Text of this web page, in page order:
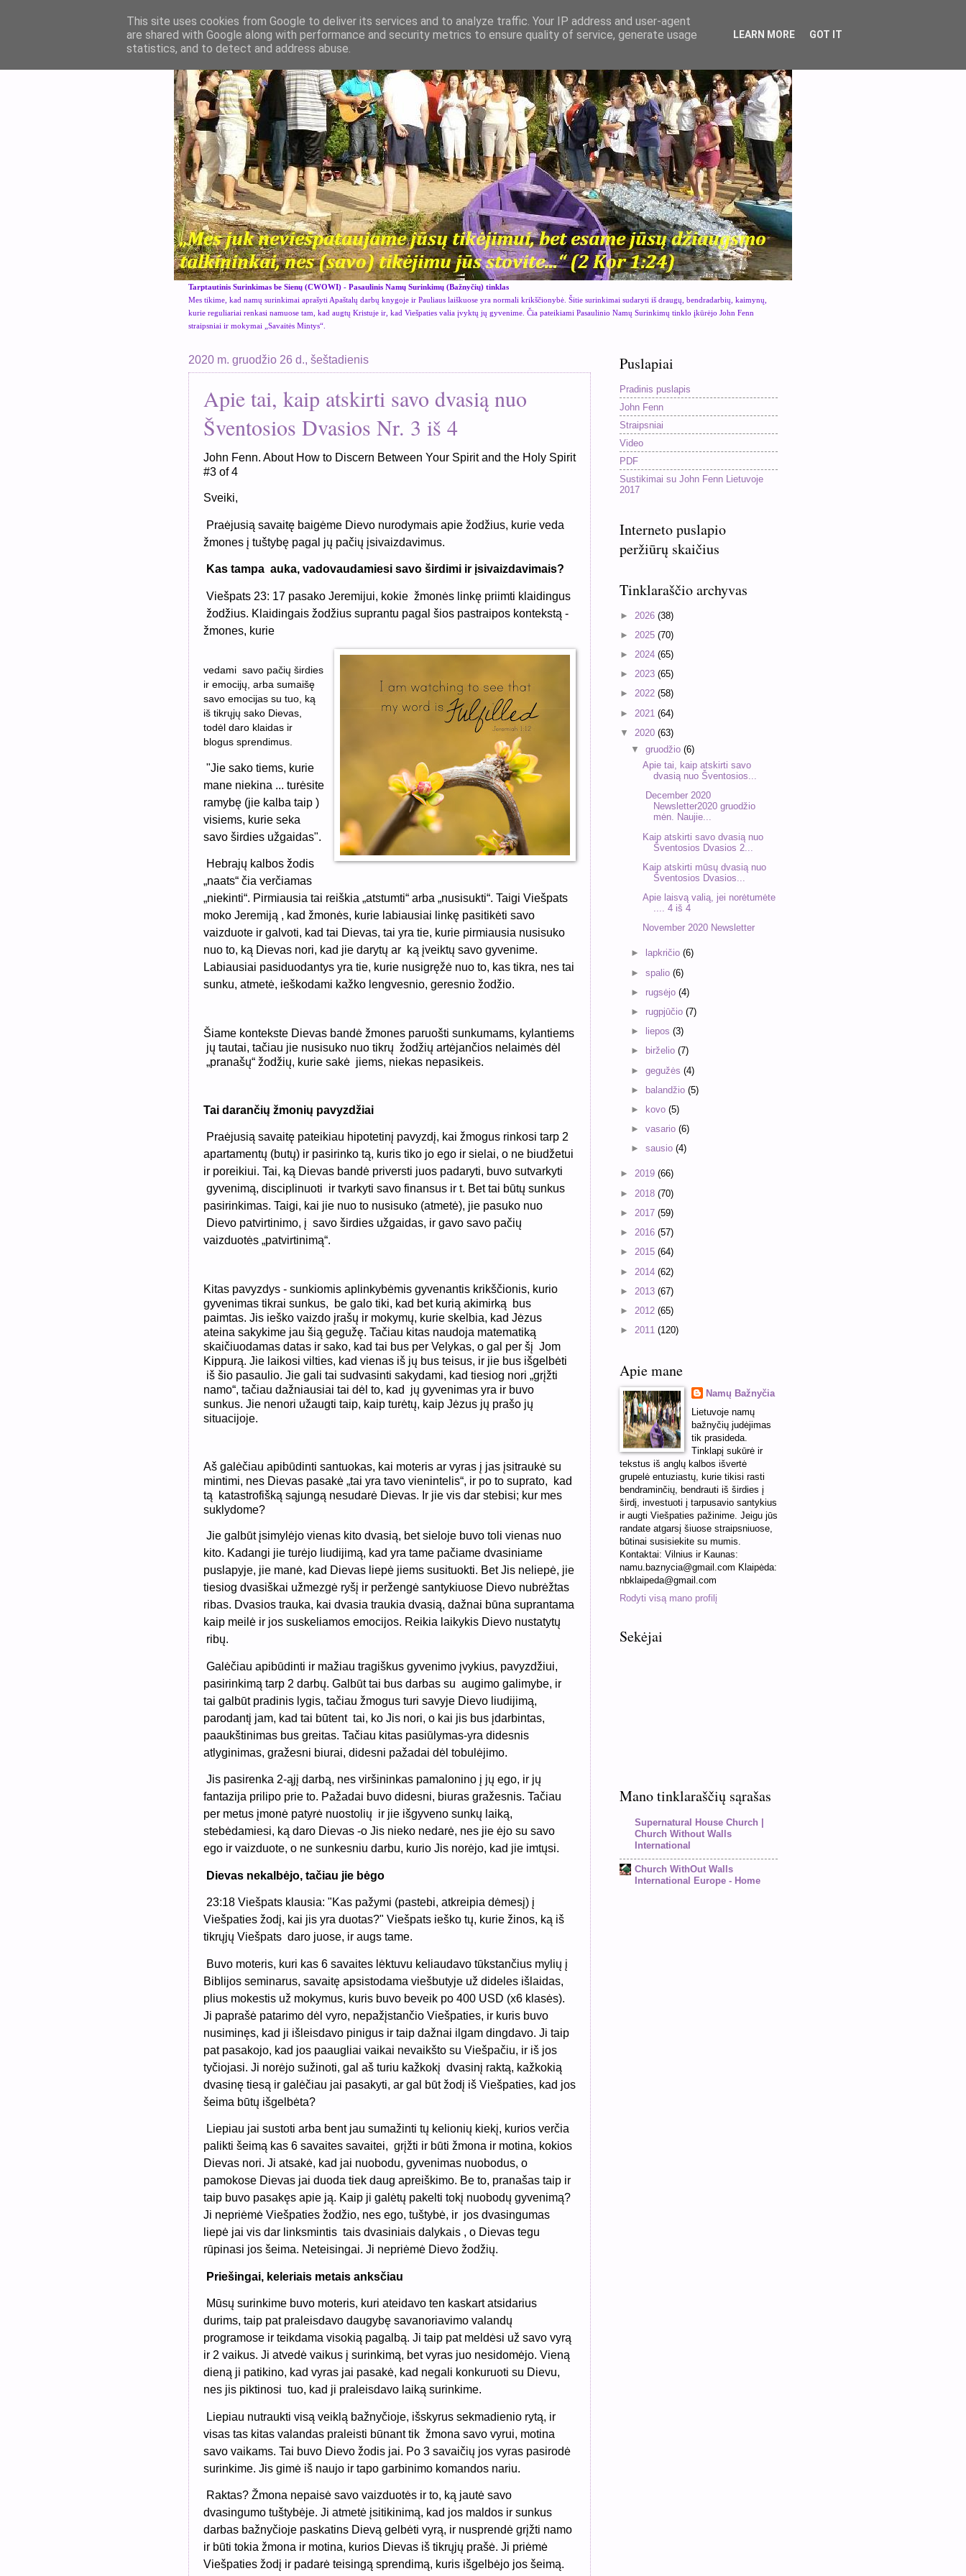
Tarptautinis Surinkimas be Sienų (CWOWI) - Pasaulinis Namų Surinkimų (Bažnyčių) tinklas
Mes tikime, kad namų surinkimai aprašyti Apaštalų darbų knygoje ir Pauliaus laiškuose yra normali krikščionybė. Šitie surinkimai sudaryti iš draugų, bendradarbių, kaimynų,
kurie reguliariai renkasi namuose tam, kad augtų Kristuje ir, kad Viešpaties valia įvyktų jų gyvenime. Čia pateikiami Pasaulinio Namų Surinkimų tinklo įkūrėjo John Fenn
straipsniai ir mokymai „Savaitės Mintys“.
2020 m. gruodžio 26 d., šeštadienis
Apie tai, kaip atskirti savo dvasią nuo
Šventosios Dvasios Nr. 3 iš 4
John Fenn. About How to Discern Between Your Spirit and the Holy Spirit
#3 of 4
Sveiki,
Praėjusią savaitę baigėme Dievo nurodymais apie žodžius, kurie veda
žmones į tuštybę pagal jų pačių įsivaizdavimus.
Kas tampa auka, vadovaudamiesi savo širdimi ir įsivaizdavimais?
Viešpats 23: 17 pasako Jeremijui, kokie žmonės linkę priimti klaidingus
žodžius. Klaidingais žodžius suprantu pagal šios pastraipos kontekstą -
žmones, kurie
vedami savo pačių širdies
ir emocijų, arba sumaišę
savo emocijas su tuo, ką
iš tikrųjų sako Dievas,
todėl daro klaidas ir
blogus sprendimus.
"Jie sako tiems, kurie
mane niekina ... turėsite
ramybę (jie kalba taip )
visiems, kurie seka
savo širdies užgaidas".
Hebrajų kalbos žodis
„naats“ čia verčiamas
„niekinti“. Pirmiausia tai reiškia „atstumti“ arba „nusisukti“. Taigi Viešpats
moko Jeremiją , kad žmonės, kurie labiausiai linkę pasitikėti savo
vaizduote ir galvoti, kad tai Dievas, tai yra tie, kurie pirmiausia nusisuko
nuo to, ką Dievas nori, kad jie darytų ar ką įveiktų savo gyvenime.
Labiausiai pasiduodantys yra tie, kurie nusigręžė nuo to, kas tikra, nes tai
sunku, atmetė, ieškodami kažko lengvesnio, geresnio žodžio.
Šiame kontekste Dievas bandė žmones paruošti sunkumams, kylantiems
jų tautai, tačiau jie nusisuko nuo tikrų žodžių artėjančios nelaimės dėl
„pranašų“ žodžių, kurie sakė jiems, niekas nepasikeis.
Tai darančių žmonių pavyzdžiai
Praėjusią savaitę pateikiau hipotetinį pavyzdį, kai žmogus rinkosi tarp 2
apartamentų (butų) ir pasirinko tą, kuris tiko jo ego ir sielai, o ne biudžetui
ir poreikiui. Tai, ką Dievas bandė priversti juos padaryti, buvo sutvarkyti
gyvenimą, disciplinuoti ir tvarkyti savo finansus ir t. Bet tai būtų sunkus
pasirinkimas. Taigi, kai jie nuo to nusisuko (atmetė), jie pasuko nuo
Dievo patvirtinimo, į savo širdies užgaidas, ir gavo savo pačių
vaizduotės „patvirtinimą“.
Kitas pavyzdys - sunkiomis aplinkybėmis gyvenantis krikščionis, kurio
gyvenimas tikrai sunkus, be galo tiki, kad bet kurią akimirką bus
paimtas. Jis ieško vaizdo įrašų ir mokymų, kurie skelbia, kad Jėzus
ateina sakykime jau šią gegužę. Tačiau kitas naudoja matematiką
skaičiuodamas datas ir sako, kad tai bus per Velykas, o gal per šį Jom
Kippurą. Jie laikosi vilties, kad vienas iš jų bus teisus, ir jie bus išgelbėti
iš šio pasaulio. Jie gali tai sudvasinti sakydami, kad tiesiog nori „grįžti
namo“, tačiau dažniausiai tai dėl to, kad jų gyvenimas yra ir buvo
sunkus. Jie nenori užaugti taip, kaip turėtų, kaip Jėzus jų prašo jų
situacijoje.
Aš galėčiau apibūdinti santuokas, kai moteris ar vyras į jas įsitraukė su
mintimi, nes Dievas pasakė „tai yra tavo vienintelis“, ir po to suprato, kad
tą katastrofišką sąjungą nesudarė Dievas. Ir jie vis dar stebisi; kur mes
suklydome?
Jie galbūt įsimylėjo vienas kito dvasią, bet sieloje buvo toli vienas nuo
kito. Kadangi jie turėjo liudijimą, kad yra tame pačiame dvasiniame
puslapyje, jie manė, kad Dievas liepė jiems susituokti. Bet Jis neliepė, jie
tiesiog dvasiškai užmezgė ryšį ir peržengė santykiuose Dievo nubrėžtas
ribas. Dvasios trauka, kai dvasia traukia dvasią, dažnai būna suprantama
kaip meilė ir jos suskeliamos emocijos. Reikia laikykis Dievo nustatytų
ribų.
Galėčiau apibūdinti ir mažiau tragiškus gyvenimo įvykius, pavyzdžiui,
pasirinkimą tarp 2 darbų. Galbūt tai bus darbas su augimo galimybe, ir
tai galbūt pradinis lygis, tačiau žmogus turi savyje Dievo liudijimą,
parodantį jam, kad tai būtent tai, ko Jis nori, o kai jis bus įdarbintas,
paaukštinimas bus greitas. Tačiau kitas pasiūlymas-yra didesnis
atlyginimas, gražesni biurai, didesni pažadai dėl tobulėjimo.
Jis pasirenka 2-ąjį darbą, nes viršininkas pamalonino į jų ego, ir jų
fantazija prilipo prie to. Pažadai buvo didesni, biuras gražesnis. Tačiau
per metus įmonė patyrė nuostolių ir jie išgyveno sunkų laiką,
stebėdamiesi, ką daro Dievas -o Jis nieko nedarė, nes jie ėjo su savo
ego ir vaizduote, o ne sunkesniu darbu, kurio Jis norėjo, kad jie imtųsi.
Dievas nekalbėjo, tačiau jie bėgo
23:18 Viešpats klausia: "Kas pažymi (pastebi, atkreipia dėmesį) į
Viešpaties žodį, kai jis yra duotas?" Viešpats ieško tų, kurie žinos, ką iš
tikrųjų Viešpats daro juose, ir augs tame.
Buvo moteris, kuri kas 6 savaites lėktuvu keliaudavo tūkstančius mylių į
Biblijos seminarus, savaitę apsistodama viešbutyje už dideles išlaidas,
plius mokestis už mokymus, kuris buvo beveik po 400 USD (x6 klasės).
Ji paprašė patarimo dėl vyro, nepažįstančio Viešpaties, ir kuris buvo
nusiminęs, kad ji išleisdavo pinigus ir taip dažnai ilgam dingdavo. Ji taip
pat pasakojo, kad jos paaugliai vaikai nevaikšto su Viešpačiu, ir iš jos
tyčiojasi. Ji norėjo sužinoti, gal aš turiu kažkokį dvasinį raktą, kažkokią
dvasinę tiesą ir galėčiau jai pasakyti, ar gal būt žodį iš Viešpaties, kad jos
šeima būtų išgelbėta?
Liepiau jai sustoti arba bent jau sumažinti tų kelionių kiekį, kurios verčia
palikti šeimą kas 6 savaites savaitei, grįžti ir būti žmona ir motina, kokios
Dievas nori. Ji atsakė, kad jai nuobodu, gyvenimas nuobodus, o
pamokose Dievas jai duoda tiek daug apreiškimo. Be to, pranašas taip ir
taip buvo pasakęs apie ją. Kaip ji galėtų pakelti tokį nuobodų gyvenimą?
Ji nepriėmė Viešpaties žodžio, nes ego, tuštybė, ir jos dvasingumas
liepė jai vis dar linksmintis tais dvasiniais dalykais , o Dievas tegu
rūpinasi jos šeima. Neteisingai. Ji nepriėmė Dievo žodžių.
Priešingai, keleriais metais anksčiau
Mūsų surinkime buvo moteris, kuri ateidavo ten kaskart atsidarius
durims, taip pat praleisdavo daugybę savanoriavimo valandų
programose ir teikdama visokią pagalbą. Ji taip pat meldėsi už savo vyrą
ir 2 vaikus. Ji atvedė vaikus į surinkimą, bet vyras juo nesidomėjo. Vieną
dieną ji patikino, kad vyras jai pasakė, kad negali konkuruoti su Dievu,
nes jis piktinosi tuo, kad ji praleisdavo laiką surinkime.
Liepiau nutraukti visą veiklą bažnyčioje, išskyrus sekmadienio rytą, ir
visas tas kitas valandas praleisti būnant tik žmona savo vyrui, motina
savo vaikams. Tai buvo Dievo žodis jai. Po 3 savaičių jos vyras pasirodė
surinkime. Jis gimė iš naujo ir tapo garbinimo komandos nariu.
Raktas? Žmona nepaisė savo vaizduotės ir to, ką jautė savo
dvasingumo tuštybėje. Ji atmetė įsitikinimą, kad jos maldos ir sunkus
darbas bažnyčioje paskatins Dievą gelbėti vyrą, ir nusprendė grįžti namo
ir būti tokia žmona ir motina, kurios Dievas iš tikrųjų prašė. Ji priėmė
Viešpaties žodį ir padarė teisingą sprendimą, kuris išgelbėjo jos šeimą.
Puslapiai
Pradinis puslapis
John Fenn
Straipsniai
Video
PDF
Sustikimai su John Fenn Lietuvoje
2017
Interneto puslapio
peržiūrų skaičius
Tinklaraščio archyvas
► 2026 (38)
► 2025 (70)
► 2024 (65)
► 2023 (65)
► 2022 (58)
► 2021 (64)
▼ 2020 (63)
▼gruodžio(6)
Apie tai, kaip atskirti savo
dvasią nuo Šventosios...
December 2020
Newsletter2020 gruodžio
mėn. Naujie...
Kaip atskirti savo dvasią nuo
Šventosios Dvasios 2...
Kaip atskirti mūsų dvasią nuo
Šventosios Dvasios...
Apie laisvą valią, jei norėtumėte
.... 4 iš 4
November 2020 Newsletter
► lapkričio(6)
►spalio(6)
► rugsėjo(4)
► rugpjūčio(7)
►
liepos(3)
►
birželio(7)
►gegužės(4)
►
balandžio(5)
►
kovo(5)
►vasario(6)
►sausio(4)
► 2019 (66)
► 2018 (70)
► 2017 (59)
► 2016 (57)
► 2015 (64)
► 2014 (62)
► 2013 (67)
► 2012 (65)
► 2011 (120)
Apie mane
Namų Bažnyčia
Lietuvoje namų
bažnyčių judėjimas
tik prasideda.
Tinklapį sukūrė ir
tekstus iš anglų kalbos išvertė
grupelė entuziastų, kurie tikisi rasti
bendraminčių, bendrauti iš širdies į
širdį, investuoti į tarpusavio santykius
ir augti Viešpaties pažinime. Jeigu jūs
randate atgarsį šiuose straipsniuose,
būtinai susisiekite su mumis.
Kontaktai: Vilnius ir Kaunas:
namu.baznycia@gmail.com Klaipėda:
nbklaipeda@gmail.com
Rodyti visą mano profilį
Sekėjai
Mano tinklaraščių sąrašas
Supernatural House Church |
Church Without Walls
International
Church WithOut Walls
International Europe - Home
This site uses cookies from Google to deliver its services and to analyze traffic. Your IP address and user-agent
are shared with Google along with performance and security metrics to ensure quality of service, generate usage
statistics, and to detect and address abuse.
LEARN MORE GOT IT